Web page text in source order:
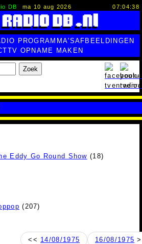
DB ma 10 aug 2026 07:04:39
PROGRAMMA'SAFBEELDINGEN
TV OPNAME MAKEN
Zoek
Eddy Go Round Show (18)
(207)
<< 14/08/1975 16/08/1975